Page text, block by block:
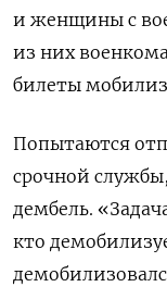
и женщины с
из них
билеты
Попытаются
срочной
дембель.
кто